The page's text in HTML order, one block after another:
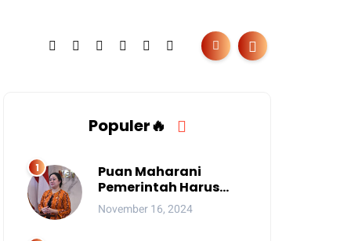
Populer🔥
Puan Maharani
Pemerintah Harus
Berantas Judi Online
Anak
November 16, 2024